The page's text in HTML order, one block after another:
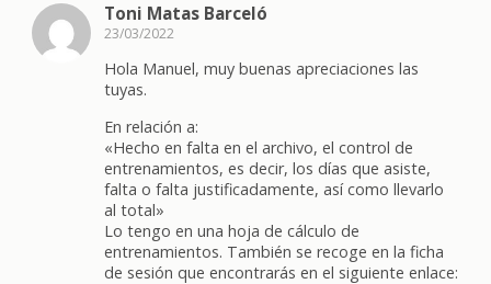
Toni Matas Barceló
23/03/2022
Hola Manuel, muy buenas apreciaciones las
tuyas.
En relación a:
«Hecho en falta en el archivo, el control de
entrenamientos, es decir, los días que asiste,
falta o falta justificadamente, así como llevarlo
al total»
Lo tengo en una hoja de cálculo de
entrenamientos. También se recoge en la ficha
de sesión que encontrarás en el siguiente enlace: